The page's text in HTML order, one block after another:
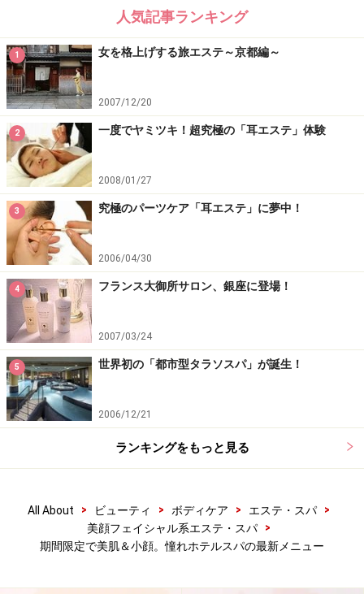
人気記事ランキング
1 女を格上げする旅エステ～京都編～
2007/12/20
2 一度でヤミツキ！超究極の「耳エステ」体験
2008/01/27
3 究極のパーツケア「耳エステ」に夢中！
2006/04/30
4 フランス大御所サロン、銀座に登場！
2007/03/24
5 世界初の「都市型タラソスパ」が誕生！
2006/12/21
ランキングをもっと見る
All About > ビューティ > ボディケア > エステ・スパ
>
美顔フェイシャル系エステ・スパ
>
期間限定で美肌＆小顔。憧れホテルスパの最新メニュー